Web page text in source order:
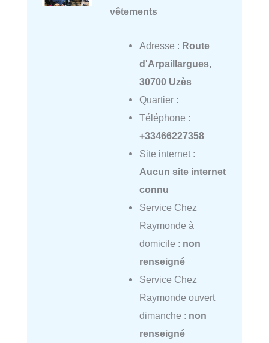
vêtements
Adresse : Route
d'Arpaillargues,
30700 Uzès
Quartier :
Téléphone :
+33466227358
Site internet :
Aucun site internet
connu
Service Chez
Raymonde à
domicile : non
renseigné
Service Chez
Raymonde ouvert
dimanche : non
renseigné